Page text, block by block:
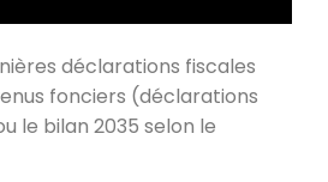
déclarations fiscales
fonciers (déclarations
le bilan 2035 selon le